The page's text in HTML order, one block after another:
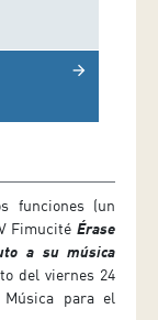
arrow_forward
funciones (un
FimucitéÉrase
a su música
del viernes 24
para el